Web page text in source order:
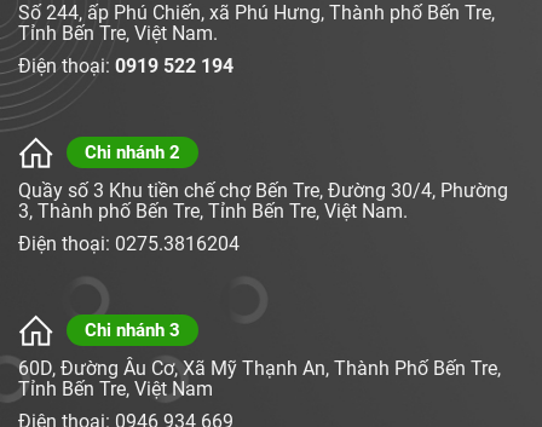
Số 244, ấp Phú Chiến, xã Phú Hưng, Thành phố Bến Tre,
Tỉnh Bến Tre, Việt Nam.
Điện thoại: 0919 522 194
Chi nhánh 2
Quầy số 3 Khu tiền chế chợ Bến Tre, Đường 30/4, Phường
3, Thành phố Bến Tre, Tỉnh Bến Tre, Việt Nam.
Điện thoại: 0275.3816204
Chi nhánh 3
60D, Đường Âu Cơ, Xã Mỹ Thạnh An, Thành Phố Bến Tre,
Tỉnh Bến Tre, Việt Nam
Điện thoại: 0946 934 669